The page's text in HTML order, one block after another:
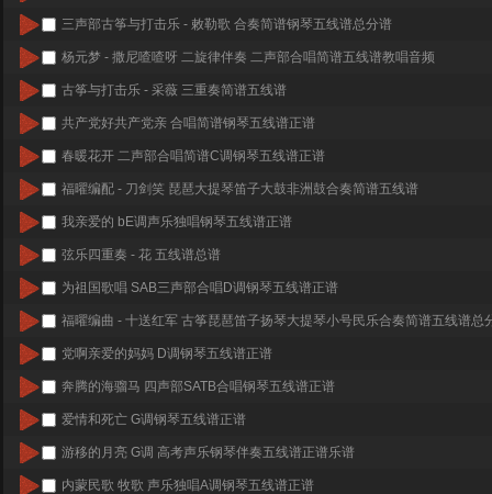
三声部古筝与打击乐 - 敕勒歌 合奏简谱钢琴五线谱总分谱
杨元梦 - 撒尼喳喳呀 二旋律伴奏 二声部合唱简谱五线谱教唱音频
古筝与打击乐 - 采薇 三重奏简谱五线谱
共产党好共产党亲 合唱简谱钢琴五线谱正谱
春暖花开 二声部合唱简谱C调钢琴五线谱正谱
福曜编配 - 刀剑笑 琵琶大提琴笛子大鼓非洲鼓合奏简谱五线谱
我亲爱的 bE调声乐独唱钢琴五线谱正谱
弦乐四重奏 - 花 五线谱总谱
为祖国歌唱 SAB三声部合唱D调钢琴五线谱正谱
福曜编曲 - 十送红军 古筝琵琶笛子扬琴大提琴小号民乐合奏简谱五线谱总
党啊亲爱的妈妈 D调钢琴五线谱正谱
奔腾的海骝马 四声部SATB合唱钢琴五线谱正谱
爱情和死亡 G调钢琴五线谱正谱
游移的月亮 G调 高考声乐钢琴伴奏五线谱正谱乐谱
内蒙民歌 牧歌 声乐独唱A调钢琴五线谱正谱